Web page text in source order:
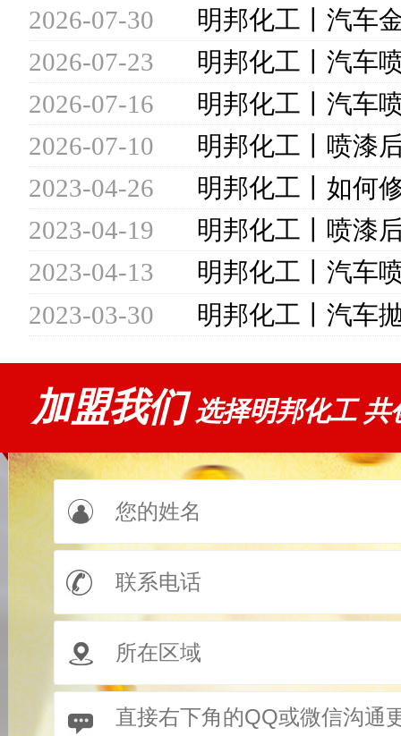
2026-07-30
2026-07-23
2026-07-16
2026-07-10
2023-04-26
2023-04-19
2023-04-13
2023-03-30
加盟我们 选择明邦化工 共